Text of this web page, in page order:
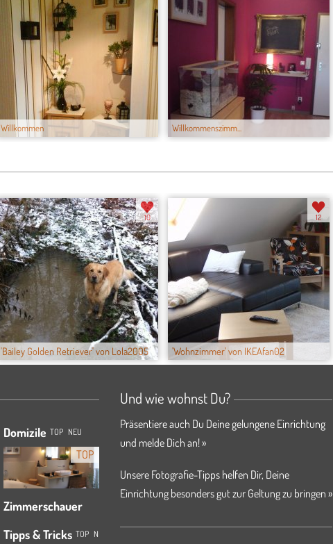
Willkommen Willkommenszimm...
'Bailey Golden Retriever' von Lola2005
10
'Wohnzimmer' von IKEAfan02
12
Domizile TOP NEU
TOP
Zimmerschauer
Tipps & Tricks TOP NEU
Und wie wohnst Du?
Präsentiere auch Du Deine gelungene Einrichtung
und melde Dich an! »
Unsere Fotografie-Tipps helfen Dir, Deine
Einrichtung besonders gut zur Geltung zu bringen »